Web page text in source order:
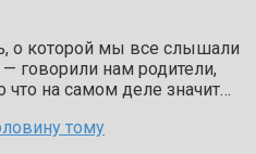
о которой мы все слышали
говорили нам родители,
на самом деле значит…